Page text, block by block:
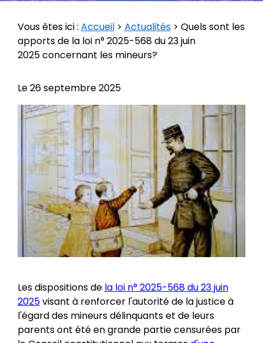
Vous êtes ici : Accueil> Actualités> Quels sont les
apports de la loi n° 2025-568 du 23 juin
2025 concernant les mineurs?
Le26 septembre 2025
Les dispositions de la loi n° 2025-568 du 23 juin
2025visant à renforcer l'autorité de la justice à
l'égard des mineurs délinquants et de leurs
parents ont été en grande partie censurées par